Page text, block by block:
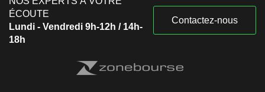
ÉCOUTE
Lundi - Vendredi 9h-12h / 14h-
18h
Contactez-nous